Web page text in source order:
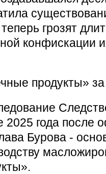
грозят
конфискации
продукты»
года после
Бурова -